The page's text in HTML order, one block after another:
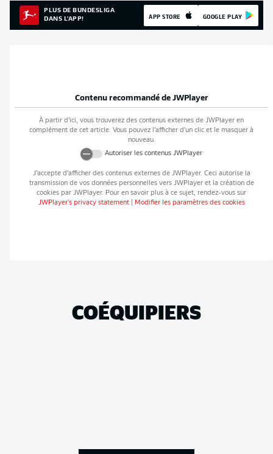
PLUS DE BUNDESLIGA
DANS L'APP!
APP STORE GOOGLE PLAY
Contenu recommandé de JWPlayer
À partir d’ici, vous trouverez des contenus externes de JWPlayer en
complément de cet article. Vous pouvez l’afficher d’un clic et le masquer à
nouveau.
Autoriser les contenus JWPlayer
J’accepte d’afficher des contenus externes de JWPlayer. Ceci autorise la
transmission de vos données personnelles vers JWPlayeret la création de
cookies par JWPlayer. Pour en savoir plus à ce sujet, rendez-vous sur
JWPlayer's privacy statement| Modifier les paramètres des cookies
COÉQUIPIERS